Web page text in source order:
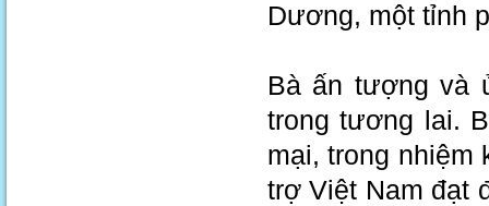
Dương, một tỉnh
Bà ấn tượng và
trong tương lai.
mại, trong nhiệm
trợ Việt Nam đạt